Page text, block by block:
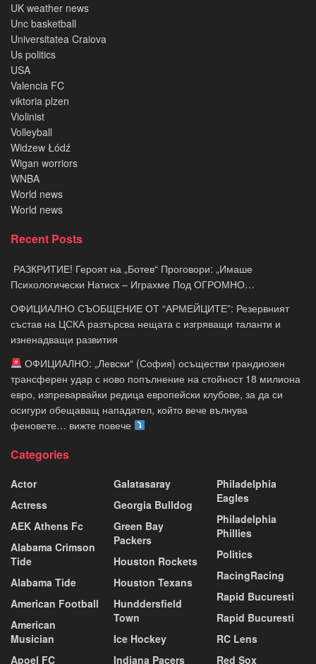
UK weather news
Unc basketball
Universitatea Craiova
Us politics
USA
Valencia FC
viktoria plzen
Violinist
Volleyball
Widzew Łódź
Wigan worriors
WNBA
World news
World news
Recent Posts
​ РАЗКРИТИЕ! Героят на „Ботев“ Проговори: „Имаше
Психологически Натиск – Играхме Под ОГРОМНО…
ОФИЦИАЛНО СЪОБЩЕНИЕ ОТ “АРМЕЙЦИТЕ”: Резервният
състав на ЦСКА разтърсва нещата с изгряващи таланти и
изненадващи развития
ОФИЦИАЛНО: „Левски“ (София) осъществи грандиозен
трансферен удар с ново попълнение на стойност 18 милиона
евро, изпреварвайки редица европейски клубове, за да си
осигури обещаващ нападател, който вече вълнува
феновете… вижте повече
Categories
Actor
Actress
AEK Athens Fc
Alabama Crimson
Tide
Alabama Tide
American Football
American
Musician
Apoel FC
Galatasaray
Georgia Bulldog
Green Bay
Packers
Houston Rockets
Houston Texans
Hunddersfield
Town
Ice Hockey
Indiana Pacers
Philadelphia
Eagles
Philadelphia
Phillies
Politics
RacingRacing
Rapid Bucuresti
Rapid Bucuresti
RC Lens
Red Sox